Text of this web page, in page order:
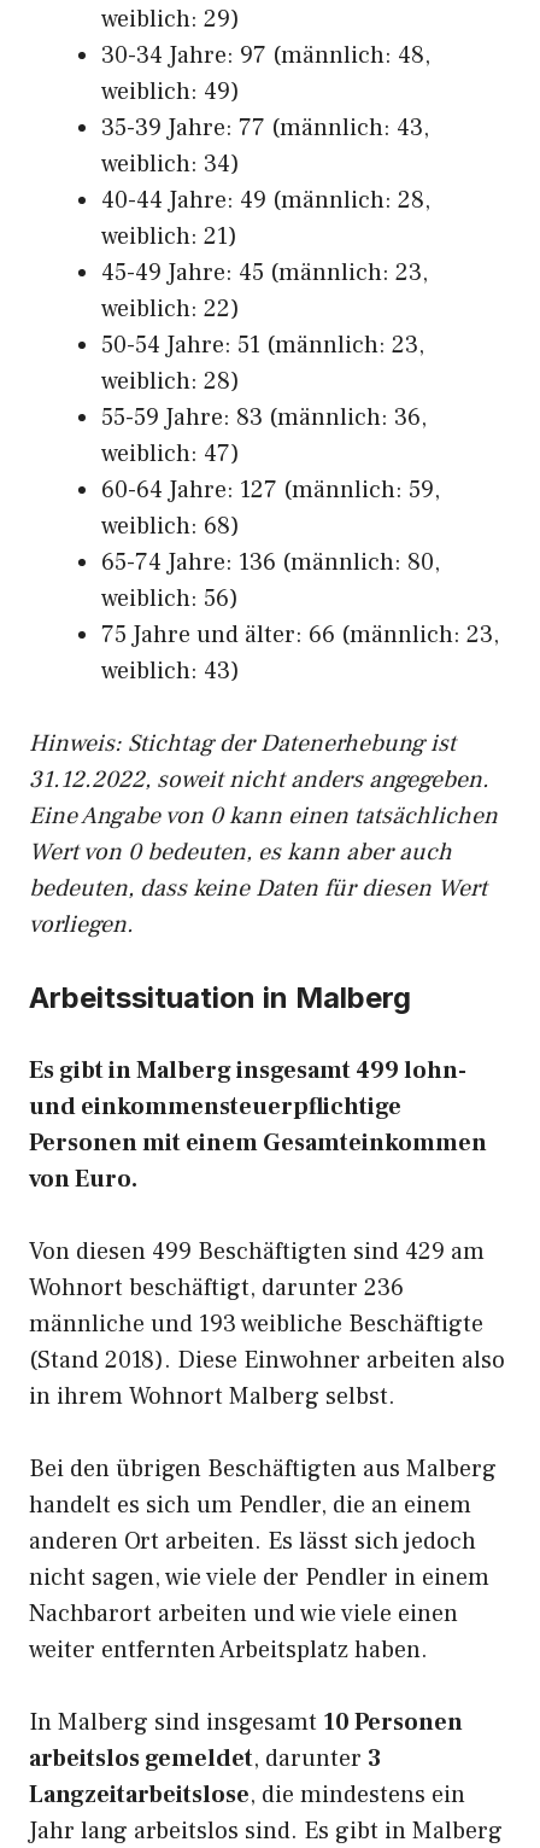
weiblich: 29)
30-34 Jahre: 97 (männlich: 48,
weiblich: 49)
35-39 Jahre: 77 (männlich: 43,
weiblich: 34)
40-44 Jahre: 49 (männlich: 28,
weiblich: 21)
45-49 Jahre: 45 (männlich: 23,
weiblich: 22)
50-54 Jahre: 51 (männlich: 23,
weiblich: 28)
55-59 Jahre: 83 (männlich: 36,
weiblich: 47)
60-64 Jahre: 127 (männlich: 59,
weiblich: 68)
65-74 Jahre: 136 (männlich: 80,
weiblich: 56)
75 Jahre und älter: 66 (männlich: 23,
weiblich: 43)
Hinweis: Stichtag der Datenerhebung ist
31.12.2022, soweit nicht anders angegeben.
Eine Angabe von 0 kann einen tatsächlichen
Wert von 0 bedeuten, es kann aber auch
bedeuten, dass keine Daten für diesen Wert
vorliegen.
Arbeitssituation in Malberg
Es gibt in Malberg insgesamt 499 lohn-
und einkommensteuerpflichtige
Personen mit einem Gesamteinkommen
von Euro.
Von diesen 499 Beschäftigten sind 429 am
Wohnort beschäftigt, darunter 236
männliche und 193 weibliche Beschäftigte
(Stand 2018). Diese Einwohner arbeiten also
in ihrem Wohnort Malberg selbst.
Bei den übrigen Beschäftigten aus Malberg
handelt es sich um Pendler, die an einem
anderen Ort arbeiten. Es lässt sich jedoch
nicht sagen, wie viele der Pendler in einem
Nachbarort arbeiten und wie viele einen
weiter entfernten Arbeitsplatz haben.
In Malberg sind insgesamt 10 Personen
arbeitslos gemeldet, darunter 3
Langzeitarbeitslose, die mindestens ein
Jahr lang arbeitslos sind. Es gibt in Malberg